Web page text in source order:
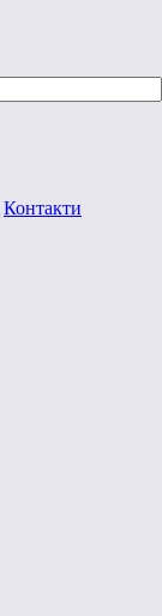
Контакти